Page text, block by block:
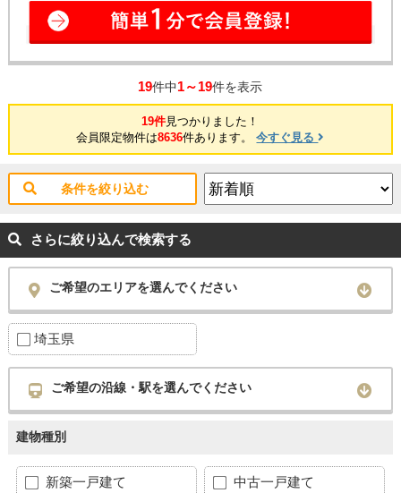
19件中1～19件を表示
19件見つかりました！
会員限定物件は8636件あります。今すぐ見る
条件を絞り込む
さらに絞り込んで検索する
ご希望のエリアを選んでください
埼玉県
ご希望の沿線・駅を選んでください
建物種別
新築一戸建て 中古一戸建て